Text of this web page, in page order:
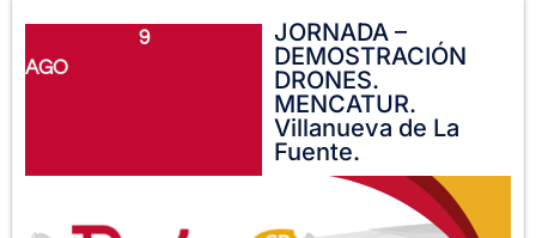
9
AGO
JORNADA –
DEMOSTRACIÓN
DRONES.
MENCATUR.
Villanueva de La
Fuente.